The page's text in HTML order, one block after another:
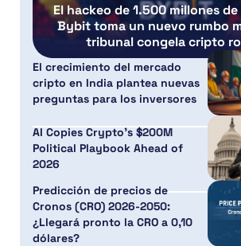
El hackeo de 1.500 millones
Bybit toma un nuevo rumbo
tribunal congela cripto
El crecimiento del mercado
cripto en India plantea nuevas
preguntas para los inversores
AI Copies Crypto’s $200M
Political Playbook Ahead of
2026
Predicción de precios de
Cronos (CRO) 2026-2050:
¿Llegará pronto la CRO a 0,10
dólares?